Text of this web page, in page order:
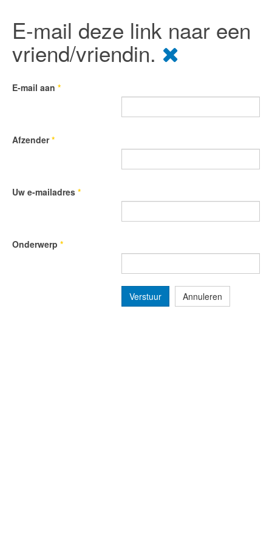
E-mail deze link naar een
vriend/vriendin.
E-mail aan *
Afzender*
Uw e-mailadres *
Onderwerp *
Verstuur Annuleren